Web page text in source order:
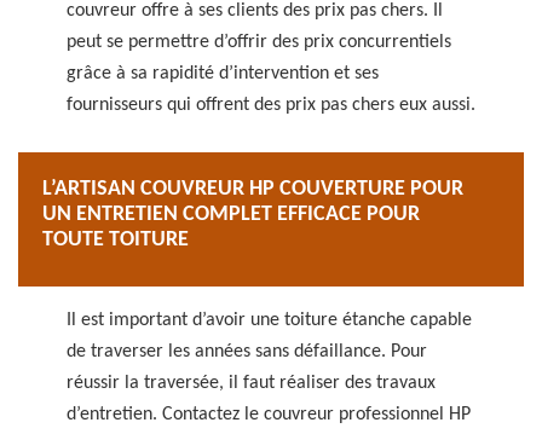
couvreur offre à ses clients des prix pas chers. Il
peut se permettre d’offrir des prix concurrentiels
grâce à sa rapidité d’intervention et ses
fournisseurs qui offrent des prix pas chers eux aussi.
L’ARTISAN COUVREUR HP COUVERTURE POUR
UN ENTRETIEN COMPLET EFFICACE POUR
TOUTE TOITURE
Il est important d’avoir une toiture étanche capable
de traverser les années sans défaillance. Pour
réussir la traversée, il faut réaliser des travaux
d’entretien. Contactez le couvreur professionnel HP